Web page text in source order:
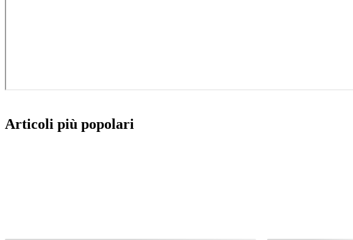
Articoli più popolari